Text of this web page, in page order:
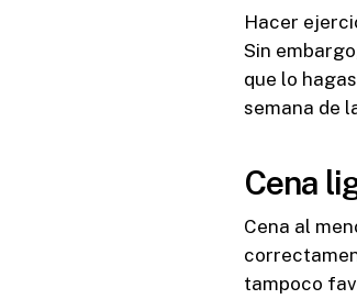
Hacer
Sin
que lo
semana de
Cena
Cena al
tampoco